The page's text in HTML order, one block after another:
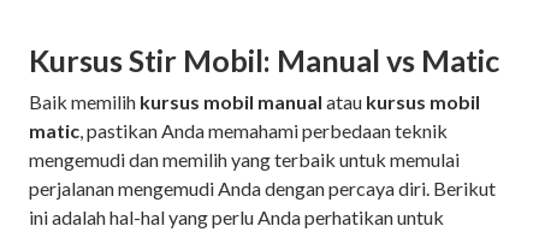
Kursus Stir Mobil: Manual vs Matic
Baik memilih kursus mobil manual atau kursus mobil
matic, pastikan Anda memahami perbedaan teknik
mengemudi dan memilih yang terbaik untuk memulai
perjalanan mengemudi Anda dengan percaya diri. Berikut
ini adalah hal-hal yang perlu Anda perhatikan untuk